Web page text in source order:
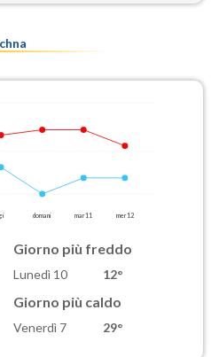
domani mar 11 mer 12
Giorno più freddo
Lunedì 10 12°
Giorno più caldo
Venerdì 7 29°